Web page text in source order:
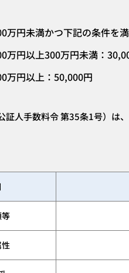
万円未満かつ下記の条件を
万円以上300万円未満：
万円以上： 50,000円
証人手数料令 第35条1号）は